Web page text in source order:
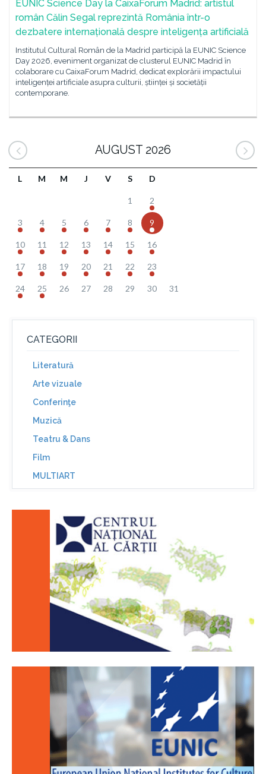
EUNIC Science Day la CaixaForum Madrid: artistul
român Călin Segal reprezintă România într-o
dezbatere internațională despre inteligența artificială
Institutul Cultural Român de la Madrid participă la EUNIC Science
Day 2026, eveniment organizat de clusterul EUNIC Madrid în
colaborare cu CaixaForum Madrid, dedicat explorării impactului
inteligenței artificiale asupra culturii, științei și societății
contemporane.
AUGUST 2026
L M M J V S D
1 2
3 4 5 6 7 8 9
10 11 12 13 14 15 16
17 18 19 20 21 22 23
24 25 26 27 28 29 30 31
CATEGORII
Literatură
Arte vizuale
Conferinţe
Muzică
Teatru & Dans
Film
MULTIART